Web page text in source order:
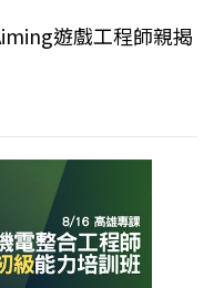
遊戲工程師親揭